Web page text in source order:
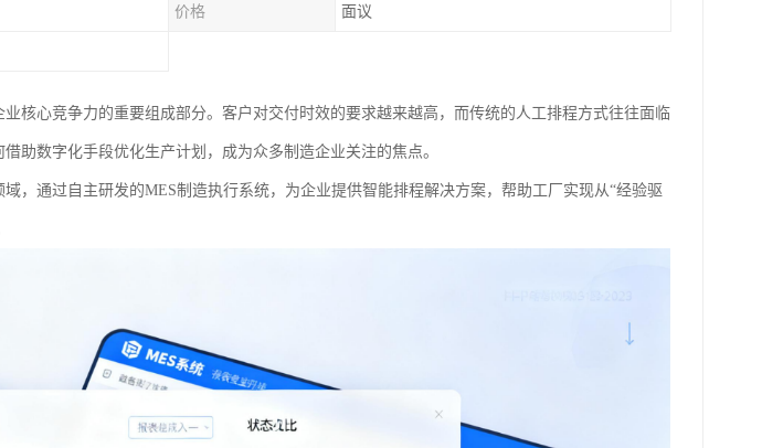
价格 面议
核心竞争力的重要组成部分。客户对交付时效的要求越来越高，而传统的人工排程方式往往面临
助数字化手段优化生产计划，成为众多制造企业关注的焦点。
，通过自主研发的MES制造执行系统，为企业提供智能排程解决方案，帮助工厂实现从“经验驱